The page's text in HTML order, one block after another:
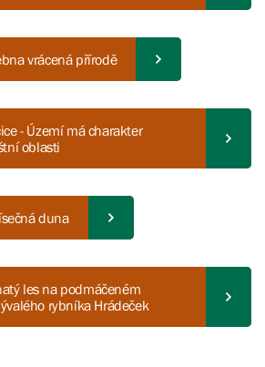
vrácená přírodě
- Území má charakter
oblasti
duna
les na podmáčeném
rybníka Hrádeček